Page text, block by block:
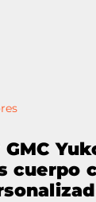
GMC
cuerpo